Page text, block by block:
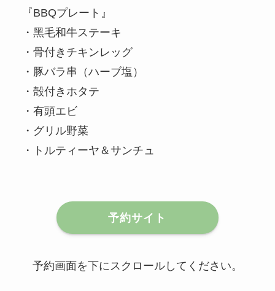
『BBQプレート』
・⿊⽑和⽜ステーキ
・⾻付きチキンレッグ
・豚バラ串（ハーブ塩）
・殻付きホタテ
・有頭エビ
・グリル野菜
・トルティーヤ＆サンチュ
予約サイト
予約画面を下にスクロールしてください。